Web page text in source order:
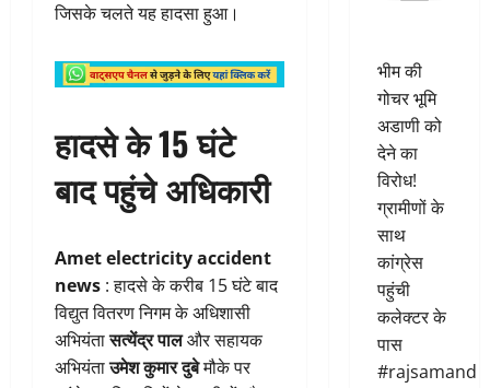
जिसके चलते यह हादसा हुआ।
हादसे के 15 घंटे
बाद पहुंचे अधिकारी
Amet electricity accident
news : हादसे के करीब 15 घंटे बाद
विद्युत वितरण निगम के अधिशासी
अभियंतासत्येंद्र पालऔर सहायक
अभियंताउमेश कुमार दुबेमौके पर
भीम की
गोचर भूमि
अडाणी को
देने का
विरोध!
ग्रामीणों के
साथ
कांग्रेस
पहुंची
कलेक्टर के
पास
#rajsamand